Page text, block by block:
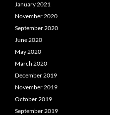
January 2021
November 2020
September 2020
June 2020
May 2020
March 2020
December 2019
November 2019
October 2019
September 2019